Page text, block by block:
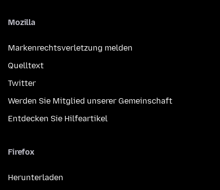
Mozilla
Markenrechtsverletzung melden
Quelltext
Twitter
Werden Sie Mitglied unserer Gemeinschaft
Entdecken Sie Hilfeartikel
Firefox
Herunterladen